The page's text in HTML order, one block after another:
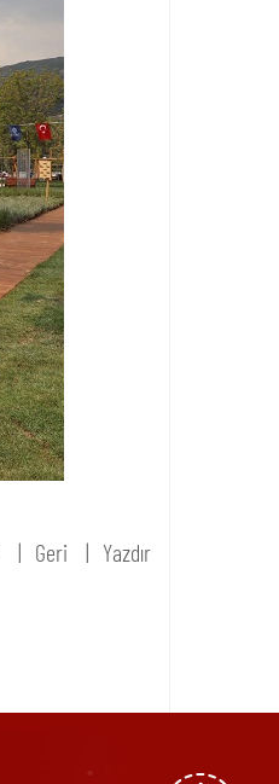
Geri Yazdır